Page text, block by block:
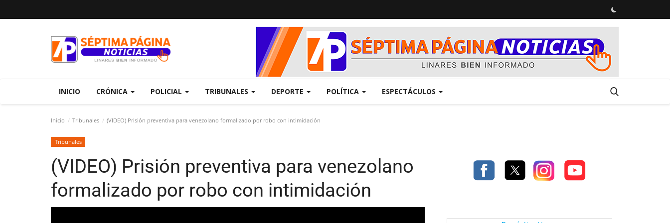
INICIO CRÓNICA POLICIAL TRIBUNALES DEPORTE POLÍTICA ESPECTÁCULOS
Inicio Tribunales (VIDEO) Prisión preventiva para venezolano formalizado por robo con intimidación
Tribunales
(VIDEO) Prisión preventiva para venezolano
formalizado por robo con intimidación